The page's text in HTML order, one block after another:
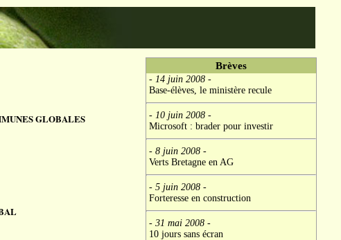
GLOBALES
Brèves
- 14 juin 2008-
Base-élèves, le ministère recule
- 10 juin 2008-
Microsoft : brader pour investir
- 8 juin 2008-
Verts Bretagne en AG
- 5 juin 2008-
Forteresse en construction
- 31 mai 2008-
10 jours sans écran